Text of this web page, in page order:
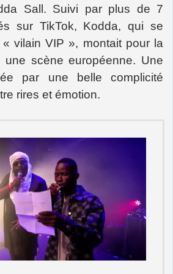
Sall. Suivi par plus de 7
sur TikTok, Kodda, qui se
vilain VIP », montait pour la
une scène européenne. Une
par une belle complicité
rires et émotion.